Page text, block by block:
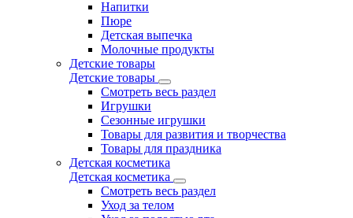
Напитки
Пюре
Детская выпечка
Молочные продукты
Детские товары
Детские товары
Смотреть весь раздел
Игрушки
Сезонные игрушки
Товары для развития и творчества
Товары для праздника
Детская косметика
Детская косметика
Смотреть весь раздел
Уход за телом